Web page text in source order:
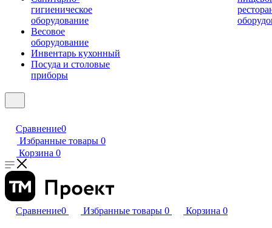
гигиеническое
оборудование
Весовое
оборудование
Инвентарь кухонный
Посуда и столовые
приборы
Сравнение0
Избранные товары 0
Корзина 0
Сравнение0 Избранные товары 0 Корзина 0